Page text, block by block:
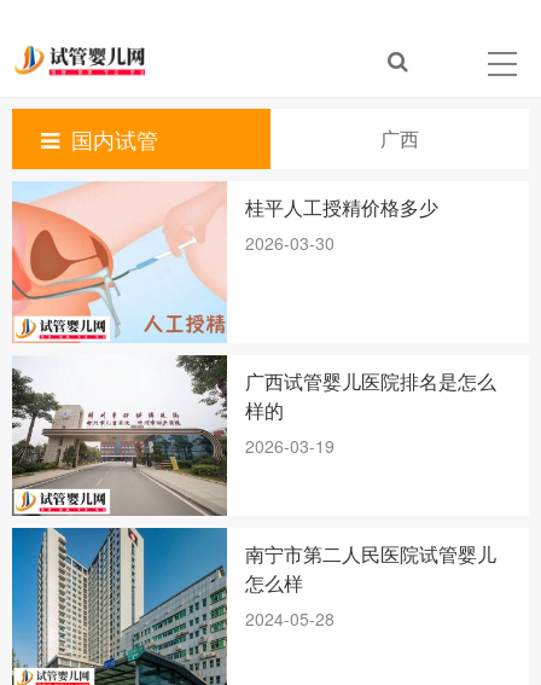
国内试管 广西
桂平人工授精价格多少
2026-03-30
广西试管婴儿医院排名是怎么
样的
2026-03-19
南宁市第二人民医院试管婴儿
怎么样
2024-05-28